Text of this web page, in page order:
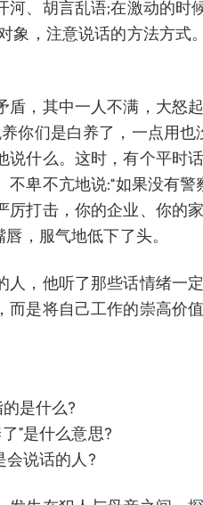
河、胡言乱语;在激动的时
象，注意说话的方法方式
盾，其中一人不满，大怒
你们是白养了，一点用也
说什么。这时，有个平时
卑不亢地说:“如果没有警
厉打击，你的企业、你的
，服气地低下了头。
人，他听了那些话情绪一
而是将自己工作的崇高价
的是什么?
”是什么意思?
会说话的人?